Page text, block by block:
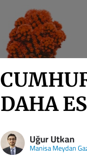
DAHA
Uğur Utkan
Manisa Meydan